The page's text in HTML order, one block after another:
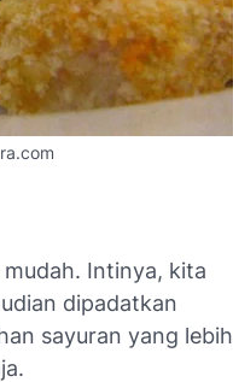
Intinya, kita
dipadatkan
sayuran yang lebih